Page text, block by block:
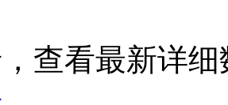
查看最新详细